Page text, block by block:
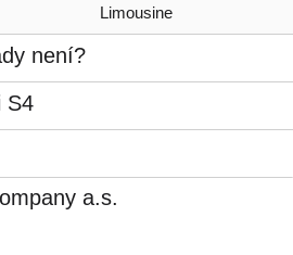
Limousine
není?
S4
a.s.